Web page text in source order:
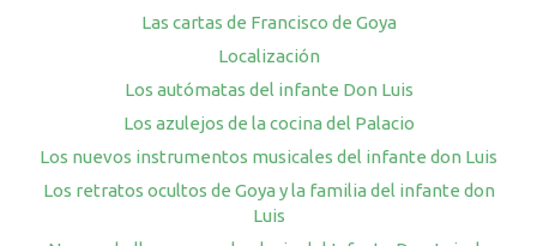
Las cartas de Francisco de Goya
Localización
Los autómatas del infante Don Luis
Los azulejos de la cocina del Palacio
Los nuevos instrumentos musicales del infante don Luis
Los retratos ocultos de Goya y la familia del infante don
Luis